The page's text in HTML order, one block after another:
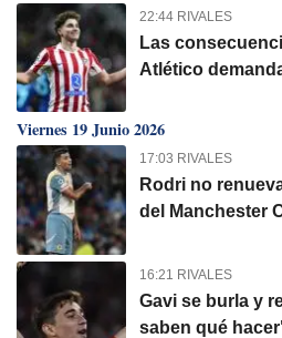
22:44 RIVALES
Las
Atlético
Viernes 19 Junio 2026
17:03 RIVALES
Rodri no
del Manchester
16:21 RIVALES
Gavi se burla y
saben qué